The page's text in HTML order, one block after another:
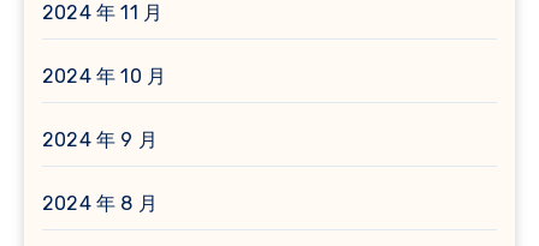
2024 年 11 月
2024 年 10 月
2024 年 9 月
2024 年 8 月